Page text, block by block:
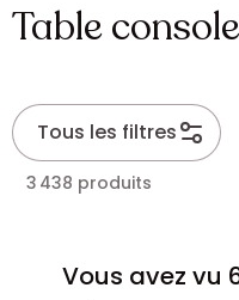
Table console
Tous les filtres
3 438 produits
Vous avez vu